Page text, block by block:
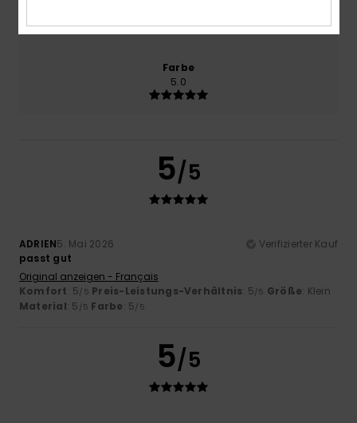
Zu klein Zu groß
Farbe
5.0
5/5
ADRIEN5. Mai 2026
Verifizierter Kauf
passt gut
Original anzeigen - Français
Komfort: 5/5 Preis-Leistungs-Verhältnis: 5/5 Größe: Klein
Material: 5 /5 Farbe: 5/5
5/5